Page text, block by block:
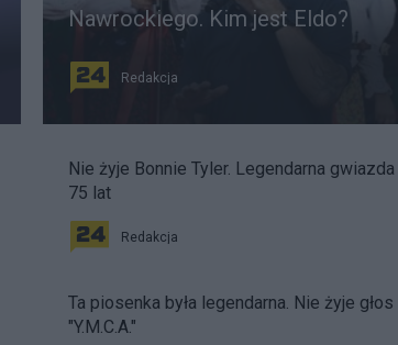
Nawrockiego. Kim jest Eldo?
Redakcja
Nie żyje Bonnie Tyler. Legendarna gwiazda
75 lat
Redakcja
Ta piosenka była legendarna. Nie żyje
"Y.M.C.A."